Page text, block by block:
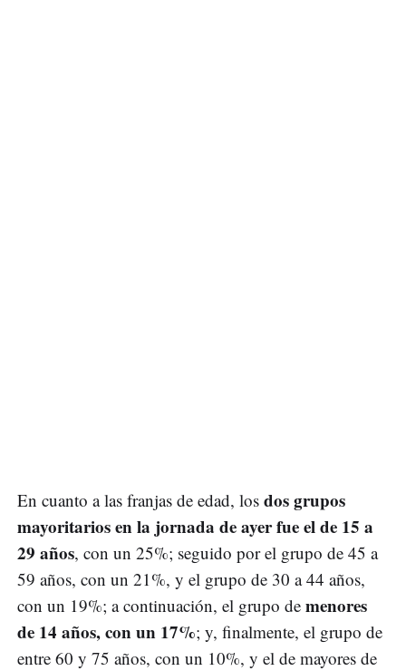
En cuanto a las franjas de edad, los dos grupos
mayoritarios en la jornada de ayer fue el de 15 a
29 años, con un 25%; seguido por el grupo de 45 a
59 años, con un 21%, y el grupo de 30 a 44 años,
con un 19%; a continuación, el grupo de menores
de 14 años, con un 17%; y, finalmente, el grupo de
entre 60 y 75 años, con un 10%, y el de mayores de